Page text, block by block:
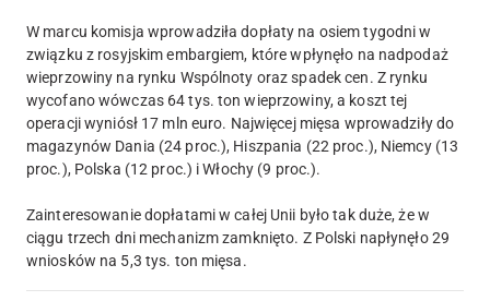
W marcu komisja wprowadziła dopłaty na osiem tygodni w
związku z rosyjskim embargiem, które wpłynęło na nadpodaż
wieprzowiny na rynku Wspólnoty oraz spadek cen. Z rynku
wycofano wówczas 64 tys. ton wieprzowiny, a koszt tej
operacji wyniósł 17 mln euro. Najwięcej mięsa wprowadziły do
magazynów Dania (24 proc.), Hiszpania (22 proc.), Niemcy (13
proc.), Polska (12 proc.) i Włochy (9 proc.).
Zainteresowanie dopłatami w całej Unii było tak duże, że w
ciągu trzech dni mechanizm zamknięto. Z Polski napłynęło 29
wniosków na 5,3 tys. ton mięsa.